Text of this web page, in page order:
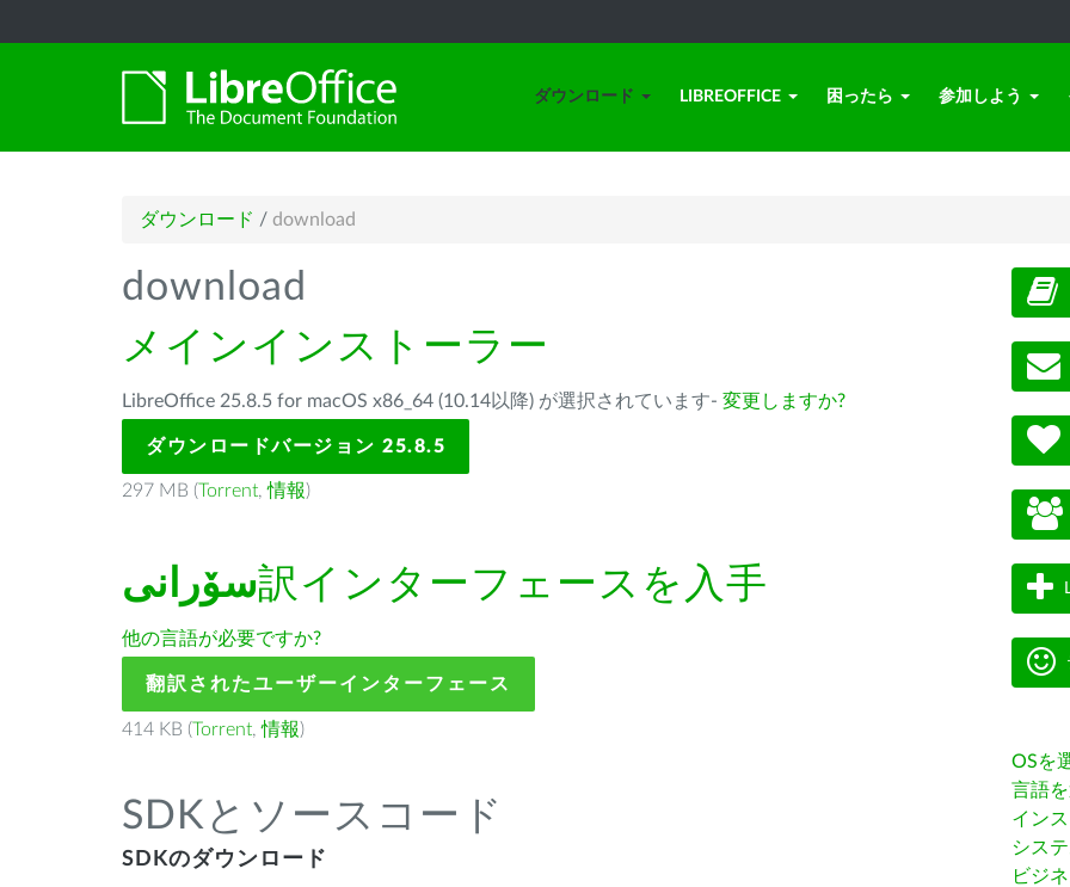
ダウンロード LIBREOFFICE 困ったら 参加しよう
ダウンロード / download
download
メインインストーラー
LibreOffice 25.8.5 for macOS x86_64 (10.14以降) が選択されています- 変更しますか?
ダウンロードバージョン 25.8.5
297 MB (Torrent,情報)
سۆرانی訳インターフェースを入手
他の言語が必要ですか?
翻訳されたユーザーインターフェース
414 KB (Torrent,情報)
SDKとソースコード
SDKのダウンロード
OSを
言語
イン
シス
ビジ